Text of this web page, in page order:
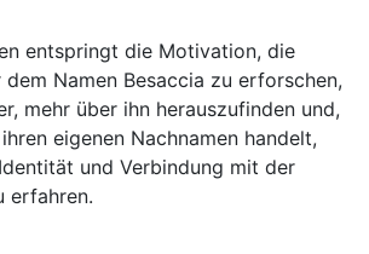
entspringt die Motivation, die
Namen Besaccia zu erforschen,
mehr über ihn herauszufinden und,
eigenen Nachnamen handelt,
und Verbindung mit der
erfahren.